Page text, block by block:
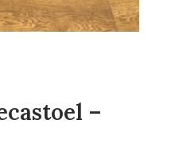
–